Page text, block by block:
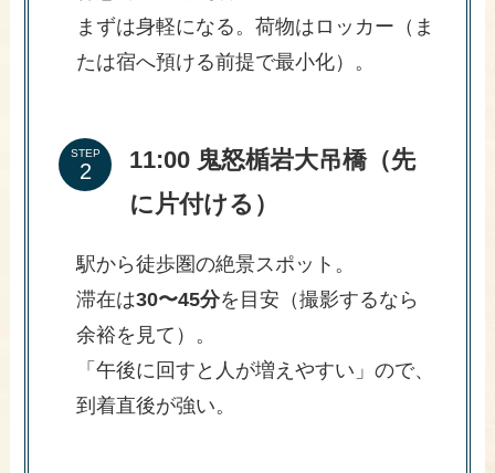
まずは身軽になる。荷物はロッカー（ま
たは宿へ預ける前提で最小化）。
STEP
11:00 鬼怒楯岩大吊橋（先
に片付ける）
駅から徒歩圏の絶景スポット。
滞在は30〜45分を目安（撮影するなら
余裕を見て）。
「午後に回すと人が増えやすい」ので、
到着直後が強い。